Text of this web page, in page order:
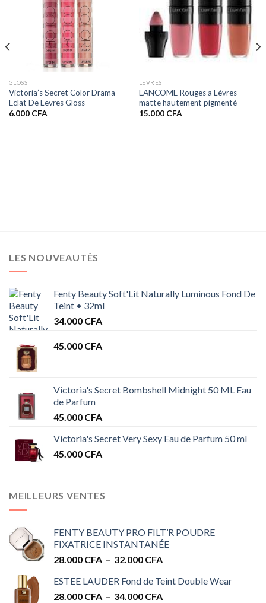
GLOSS
Victoria’s Secret Color Drama
Eclat De Levres Gloss
6.000 CFA
LEVRES
LANCOME Rouges a Lèvres
matte hautement pigmenté
15.000 CFA
LES NOUVEAUTÉS
Fenty Beauty Soft'Lit Naturally Luminous Fond De
Teint • 32ml
34.000 CFA
45.000 CFA
Victoria's Secret Bombshell Midnight 50 ML Eau
de Parfum
45.000 CFA
Victoria's Secret Very Sexy Eau de Parfum 50 ml
45.000 CFA
MEILLEURS VENTES
FENTY BEAUTY PRO FILT’R POUDRE
FIXATRICE INSTANTANÉE
28.000 CFA – 32.000 CFA
prix :
28.000 CFA
ESTEE LAUDER Fond de Teint Double Wear
28.000 CFA – 34.000 CFA